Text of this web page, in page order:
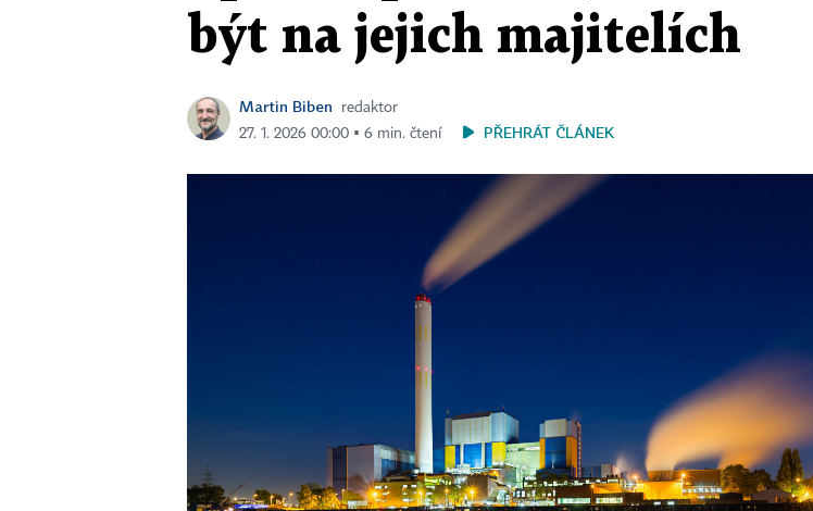
být na jejich majitelích
Martin Biben
redaktor
27. 1. 2026 00:00 ▪ 6 min. čtení
PŘEHRÁT ČLÁNEK